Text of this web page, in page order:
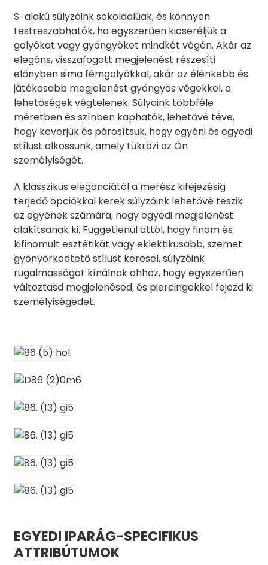
S-alakú súlyzóink sokoldalúak, és könnyen
testreszabhatók, ha egyszerűen kicseréljük a
golyókat vagy gyöngyöket mindkét végén. Akár az
elegáns, visszafogott megjelenést részesíti
előnyben sima fémgolyókkal, akár az élénkebb és
játékosabb megjelenést gyöngyös végekkel, a
lehetőségek végtelenek. Súlyaink többféle
méretben és színben kaphatók, lehetővé téve,
hogy keverjük és párosítsuk, hogy egyéni és egyedi
stílust alkossunk, amely tükrözi az Ön
személyiségét.
A klasszikus eleganciától a merész kifejezésig
terjedő opciókkal kerek súlyzóink lehetővé teszik
az egyének számára, hogy egyedi megjelenést
alakítsanak ki. Függetlenül attól, hogy finom és
kifinomult esztétikát vagy eklektikusabb, szemet
gyönyörködtető stílust keresel, súlyzóink
rugalmasságot kínálnak ahhoz, hogy egyszerűen
változtasd megjelenésed, és piercingekkel fejezd ki
személyiségedet.
EGYEDI IPARÁG-SPECIFIKUS
ATTRIBÚTUMOK